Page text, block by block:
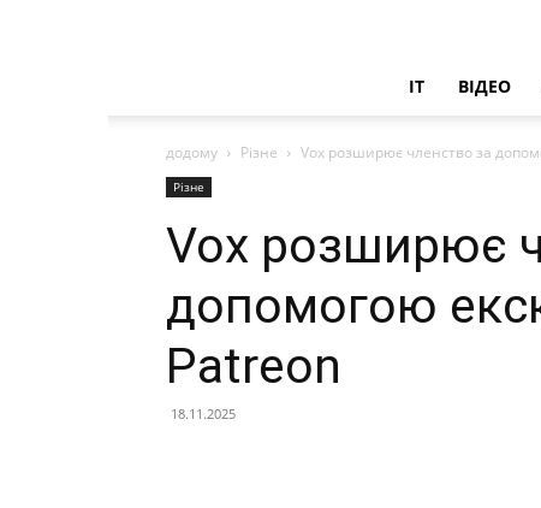
IT ВІДЕО
додому Різне Vox розширює членство за
Різне
Vox розширює
допомогою
Patreon
18.11.2025